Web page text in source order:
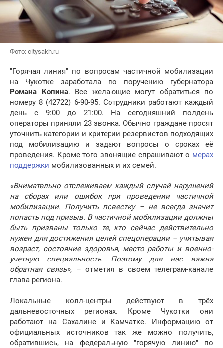
Фото: citysakh.ru
"Горячая линия" по вопросам частичной мобилизации
на Чукотке заработала по поручению губернатора
Романа Копина. Все желающие могут обратиться по
номеру 8 (42722) 6-90-95. Сотрудники работают каждый
день с 9:00 до 21:00. На сегодняшний полдень
операторы приняли 23 звонка. Обычно граждане просят
уточнить категории и критерии резервистов подходящих
под мобилизацию и задают вопросы о сроках её
проведения. Кроме того звонящие спрашивают о мерах
поддержки мобилизованных и их семей.
«Внимательно отслеживаем каждый случай нарушений
на сборах или ошибок при проведении частичной
мобилизации. Получить повестку – не всегда значит
попасть под призыв. В частичной мобилизации должны
быть призваны только те, кто сейчас действительно
нужен для достижения целей спецоперации – учитывая
возраст, состояние здоровья, место работы и военно-
учетную специальность. Поэтому для нас важна
обратная связь», – отметил в своем телеграм-канале
глава региона.
Локальные колл-центры действуют в трёх
дальневосточных регионах. Кроме Чукотки они
работают на Сахалине и Камчатке. Информацию от
официальных источников так же можно получить,
обратившись, на федеральную "горячую линию" по